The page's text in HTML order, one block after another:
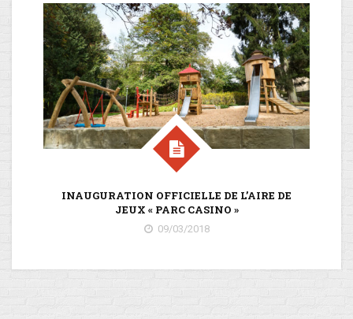
INAUGURATION OFFICIELLE DE L’AIRE DE
JEUX « PARC CASINO »
09/03/2018